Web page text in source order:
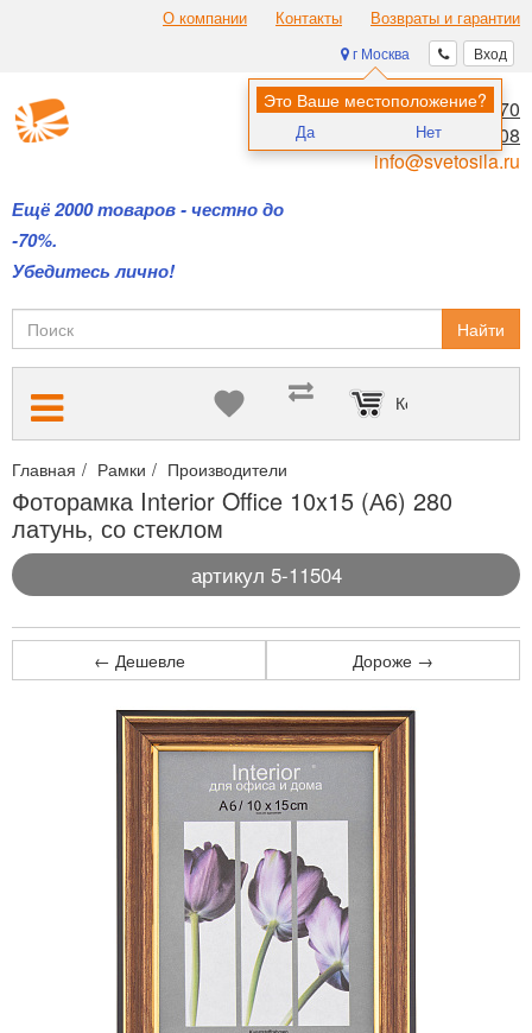
О компании Контакты Возвраты и гарантии
Вход
г Москва
Это Ваше местоположение?
Да Нет
Ещё 2000 товаров - честно до
-70%.
Убедитесь лично!
8 (495) 970-00-70
8 (800) 700-11-08
info@svetosila.ru
Найти
Корзина пуста
Главная Рамки Производители
Фоторамка Interior Office 10x15 (А6) 280
латунь, со стеклом
артикул 5-11504
← Дешевле Дороже →